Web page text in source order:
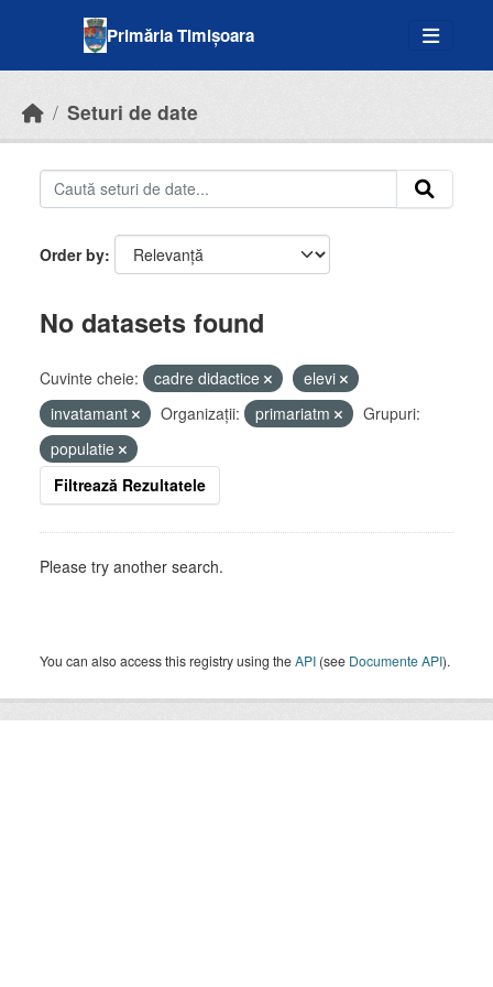
Primăria Timișoara
Seturi de date
Order by
No datasets found
Cuvinte cheie: cadre didactice
elevi
invatamant
Organizații: primariatm
Grupuri:
populatie
Filtrează Rezultatele
Please try another search.
You can also access this registry using theAPI (see Documente API).